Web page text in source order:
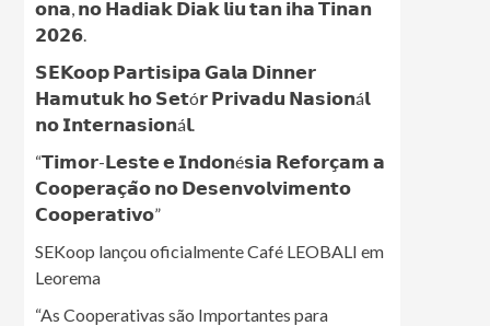
𝗼𝗻𝗮, 𝗻𝗼 𝗛𝗮𝗱𝗶𝗮𝗸 𝗗𝗶𝗮𝗸 𝗹𝗶𝘂 𝘁𝗮𝗻 𝗶𝗵𝗮 𝗧𝗶𝗻𝗮𝗻
𝟮𝟬𝟮𝟲.
𝗦𝗘𝗞𝗼𝗼𝗽 𝗣𝗮𝗿𝘁𝗶𝘀𝗶𝗽𝗮 𝗚𝗮𝗹𝗮 𝗗𝗶𝗻𝗻𝗲𝗿
𝗛𝗮𝗺𝘂𝘁𝘂𝗸 𝗵𝗼 𝗦𝗲𝘁ó𝗿 𝗣𝗿𝗶𝘃𝗮𝗱𝘂 𝗡𝗮𝘀𝗶𝗼𝗻á𝗹
𝗻𝗼 𝗜𝗻𝘁𝗲𝗿𝗻𝗮𝘀𝗶𝗼𝗻á𝗹.
“𝗧𝗶𝗺𝗼𝗿-𝗟𝗲𝘀𝘁𝗲 𝗲 𝗜𝗻𝗱𝗼𝗻é𝘀𝗶𝗮 𝗥𝗲𝗳𝗼𝗿𝗰̧𝗮𝗺 𝗮
𝗖𝗼𝗼𝗽𝗲𝗿𝗮𝗰̧𝗮̃𝗼 𝗻𝗼 𝗗𝗲𝘀𝗲𝗻𝘃𝗼𝗹𝘃𝗶𝗺𝗲𝗻𝘁𝗼
𝗖𝗼𝗼𝗽𝗲𝗿𝗮𝘁𝗶𝘃𝗼”
SEKoop lançou oficialmente Café LEOBALI em
Leorema
“As Cooperativas são Importantes para